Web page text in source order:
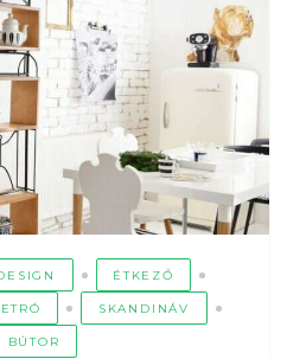
ÉTKEZŐ
SKANDINÁV
BÚTOR